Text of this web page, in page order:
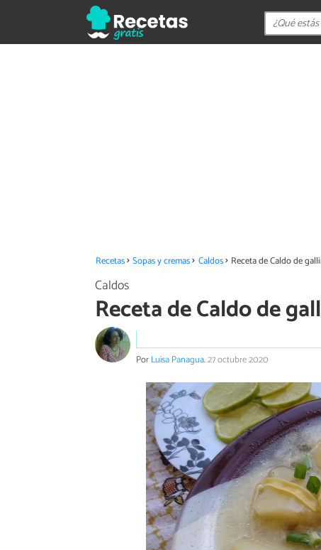
Recetas Sopas y cremas Caldos Receta de Caldo de
Caldos
Receta de Caldo de
PorLuisa Panagua.27 octubre 2020